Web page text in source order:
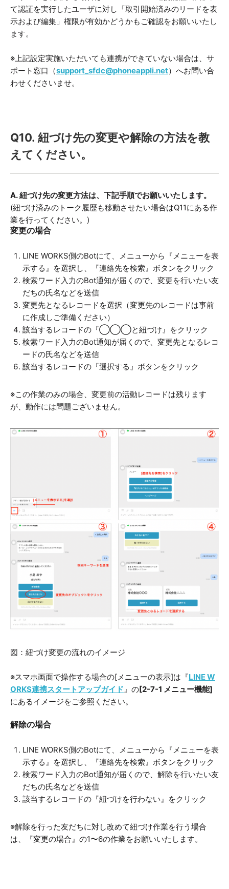
て認証を実行したユーザに対し「取引開始済みのリードを表
示および編集」権限が有効かどうかもご確認をお願いいたし
ます。
※上記設定実施いただいても連携ができていない場合は、サ
ポート窓口（support_sfdc@phoneappli.net）へお問い合
わせくださいませ。
Q10. 紐づけ先の変更や解除の方法を教
えてください。
A. 紐づけ先の変更方法は、下記手順でお願いいたします。
(紐づけ済みのトーク履歴も移動させたい場合はQ11にある作
業を行ってください。)
変更の場合
LINE WORKS側のBotにて、メニューから『メニューを表
示する』を選択し、『連絡先を検索』ボタンをクリック
検索ワード入力のBot通知が届くので、変更を行いたい友
だちの氏名などを送信
変更先となるレコードを選択（変更先のレコードは事前
に作成しご準備ください）
該当するレコードの『◯◯◯と紐づけ』をクリック
検索ワード入力のBot通知が届くので、変更先となるレコ
ードの氏名などを送信
該当するレコードの『選択する』ボタンをクリック
※この作業のみの場合、変更前の活動レコードは残ります
が、動作には問題ございません。
図：紐づけ変更の流れのイメージ
※スマホ画面で操作する場合の[メニューの表示]は『LINE W
ORKS連携スタートアップガイド』の[2-7-1 メニュー機能]
にあるイメージをご参照ください。
解除の場合
LINE WORKS側のBotにて、メニューから『メニューを表
示する』を選択し、『連絡先を検索』ボタンをクリック
検索ワード入力のBot通知が届くので、解除を行いたい友
だちの氏名などを送信
該当するレコードの『紐づけを行わない』をクリック
※解除を行った友だちに対し改めて紐づけ作業を行う場合
は、『変更の場合』の1〜6の作業をお願いいたします。